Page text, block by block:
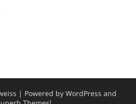
| Powered by WordPress and